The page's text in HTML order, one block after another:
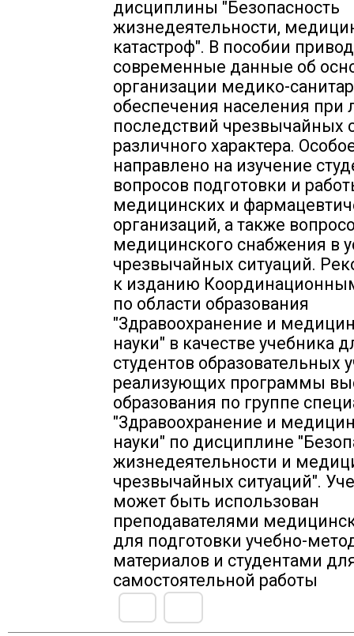
дисциплины "Безопасность
жизнедеятельности,
катастроф". В пособии
современные данные об
организации медико-
обеспечения населения при
последствий чрезвычайных
различного характера.
направлено на изучение
вопросов подготовки и
медицинских и
организаций, а также
медицинского снабжения в
чрезвычайных ситуаций.
к изданию
по области образования
"Здравоохранение и
науки" в качестве учебника
студентов образовательных
реализующих программы
образования по группе
"Здравоохранение и
науки" по дисциплине
жизнедеятельности и
чрезвычайных ситуаций".
может быть использован
преподавателями
для подготовки учебно-
материалов и студентами
самостоятельной работы